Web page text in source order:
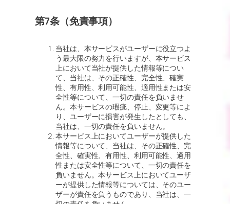
第7条（免責事項）
当社は、本サービスがユーザーに役立つよ
う最大限の努力を行いますが、本サービス
上において当社が提供した情報等につい
て、当社は、その正確性、完全性、確実
性、有用性、利用可能性、適用性または安
全性等について、一切の責任を負いませ
ん。本サービスの瑕疵、停止、変更等によ
り、ユーザーに損害が発生したとしても、
当社は、一切の責任を負いません。
本サービス上においてユーザーが提供した
情報等について、当社は、その正確性、完
全性、確実性、有用性、利用可能性、適用
性または安全性等について、一切の責任を
負いません。本サービス上においてユーザ
ーが提供した情報等については、そのユー
ザーが責任を負うものであり、当社は、一